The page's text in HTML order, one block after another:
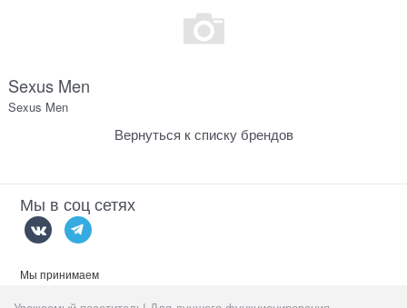
Sexus Men
Sexus Men
Вернуться к списку брендов
Мы в соц сетях
Мы принимаем